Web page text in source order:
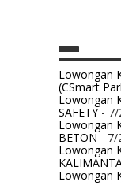
Lowongan
(CSmart
Lowongan
SAFETY- 7/
Lowongan
BETON- 7/
Lowongan
Lowongan